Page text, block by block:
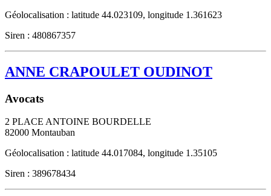
Géolocalisation : latitude 44.023109, longitude 1.361623
Siren : 480867357
ANNE CRAPOULET OUDINOT
Avocats
2 PLACE ANTOINE BOURDELLE
82000 Montauban
Géolocalisation : latitude 44.017084, longitude 1.35105
Siren : 389678434